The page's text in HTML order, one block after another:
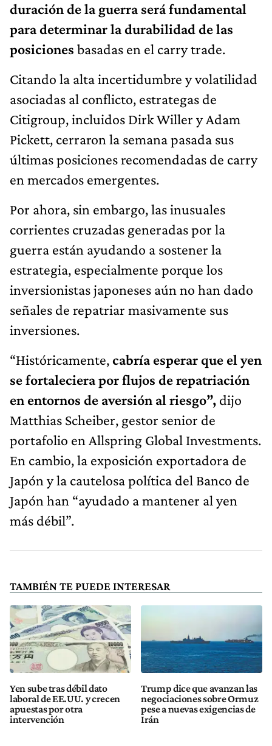
duración de la guerra será fundamental
para determinar la durabilidad de las
posiciones basadas en el carry trade.
Citando la alta incertidumbre y volatilidad
asociadas al conflicto, estrategas de
Citigroup, incluidos Dirk Willer y Adam
Pickett, cerraron la semana pasada sus
últimas posiciones recomendadas de carry
en mercados emergentes.
Por ahora, sin embargo, las inusuales
corrientes cruzadas generadas por la
guerra están ayudando a sostener la
estrategia, especialmente porque los
inversionistas japoneses aún no han dado
señales de repatriar masivamente sus
inversiones.
“Históricamente,cabría esperar que el yen
se fortaleciera por flujos de repatriación
en entornos de aversión al riesgo”, dijo
Matthias Scheiber, gestor senior de
portafolio en Allspring Global Investments.
En cambio, la exposición exportadora de
Japón y la cautelosa política del Banco de
Japón han “ayudado a mantener al yen
más débil”.
TAMBIÉN TE PUEDE INTERESAR
Yen sube tras débil dato
laboral de EE.UU. y crecen
apuestas por otra
intervención
Trump dice que avanzan las
negociaciones sobre Ormuz
pese a nuevas exigencias de
Irán